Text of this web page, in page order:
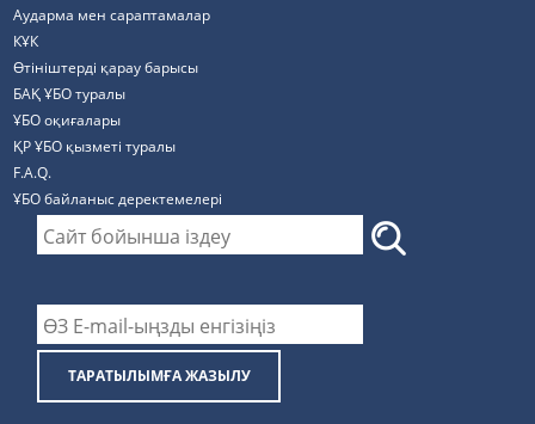
Аударма мен сараптамалар
КҰК
Өтініштерді қарау барысы
БАҚ ҰБО туралы
ҰБО оқиғалары
ҚР ҰБО қызметі туралы
F.A.Q.
ҰБО байланыс деректемелерi
ТАРАТЫЛЫМҒА ЖАЗЫЛУ